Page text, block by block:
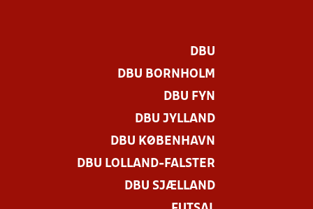
DBU
DBU BORNHOLM
DBU FYN
DBU JYLLAND
DBU KØBENHAVN
DBU LOLLAND-FALSTER
DBU SJÆLLAND